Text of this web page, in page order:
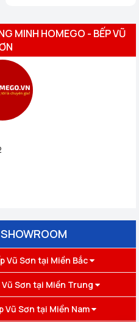
MINH HOMEGO - BẾP VŨ
Vũ Sơn tại Miền Bắc
Sơn tại Miền Trung
Vũ Sơn tại Miền Nam